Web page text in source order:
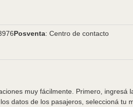
Posventa: Centro de contacto
muy fácilmente. Primero,
datos de los pasajeros, seleccioná